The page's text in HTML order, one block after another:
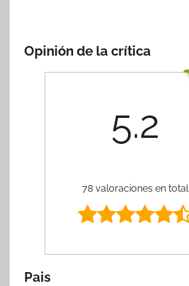
Opinión de la crítica
5.2
78 valoraciones en total
Pais